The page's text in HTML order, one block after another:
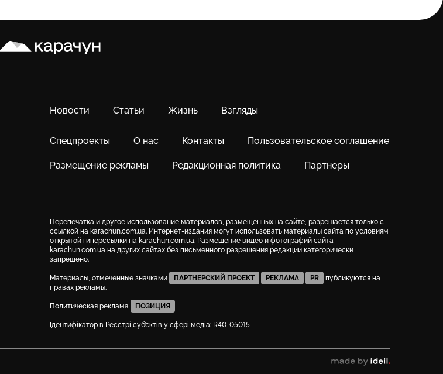
Карачун
Новости Статьи Жизнь Взгляды
Спецпроекты О нас Контакты Пользовательское соглашение
Размещение рекламы Редакционная политика Партнеры
Перепечатка и другое использование материалов, размещенных на сайте, разрешается только с
ссылкой на karachun.com.ua. Интернет-издания могут использовать материалы сайта по условиям
открытой гиперссылки на karachun.com.ua. Размещение видео и фотографий сайта
karachun.com.ua на других сайтах без письменного разрешения редакции категорически
запрещено.
Материалы, отмеченные значками ПАРТНЕРСКИЙ ПРОЕКТ РЕКЛАМА PR
публикуются на
правах рекламы.
Политическая реклама ПОЗИЦИЯ
Ідентифікатор в Реєстрі суб’єктів у сфері медіа: R40-05015
сделано в ideil.